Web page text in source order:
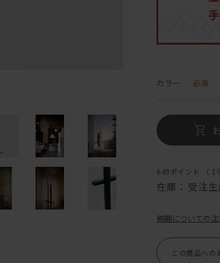
カラー 必須
649ポイント （ 1
在庫： 受注生
納期についての
この商品への